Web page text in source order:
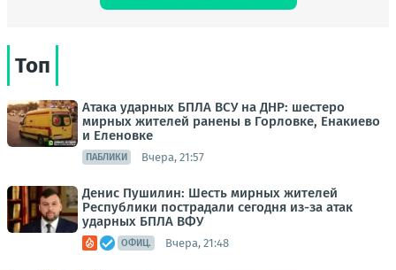
Топ
Атака ударных БПЛА ВСУ на ДНР: шестеро
мирных жителей ранены в Горловке, Енакиево
и Еленовке
ПАБЛИКИ Вчера, 21:57
Денис Пушилин: Шесть мирных жителей
Республики пострадали сегодня из-за атак
ударных БПЛА ВФУ
ОФИЦ. Вчера, 21:48